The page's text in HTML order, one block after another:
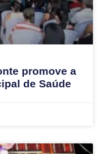
promove a
de Saúde